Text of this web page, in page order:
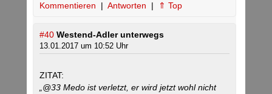
Kommentieren | Antworten | ⇑ Top
#40 Westend-Adler unterwegs
13.01.2017 um 10:52 Uhr
ZITAT:
„@33 Medo ist verletzt, er wird jetzt wohl nicht